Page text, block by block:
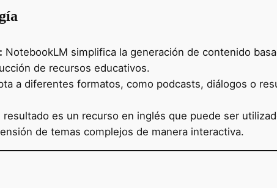
NotebookLM simplifica la generación de contenido
de recursos educativos.
a diferentes formatos, como podcasts, diálogos o
resultado es un recurso en inglés que puede ser
de temas complejos de manera interactiva.